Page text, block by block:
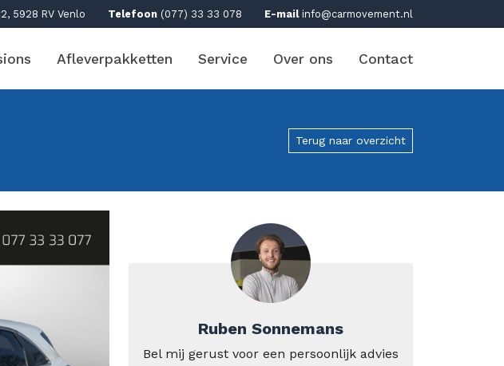
5928 RV Venlo Telefoon (077) 33 33 078 E-mail info@carmovement.nl
Afleverpakketten Service Over ons Contact
Terug naar overzicht
Ruben Sonnemans
Bel mij gerust voor een persoonlijk advies